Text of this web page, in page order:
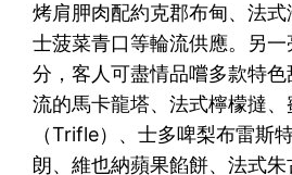
烤肩胛肉配約克郡布甸、法
士菠菜青口等輪流供應。另
分，客人可盡情品嚐多款特
流的馬卡龍塔、法式檸檬撻
（Trifle）、士多啤梨布雷斯
朗、維也納蘋果餡餅、法式